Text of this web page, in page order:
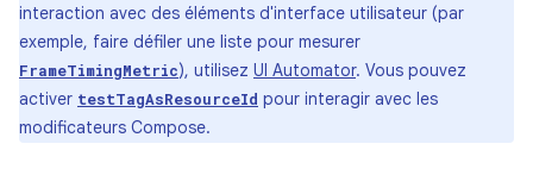
interaction avec des éléments d'interface utilisateur (par
exemple, faire défiler une liste pour mesurer
FrameTimingMetric), utilisez UI Automator. Vous pouvez
activer testTagAsResourceId pour interagir avec les
modificateurs Compose.